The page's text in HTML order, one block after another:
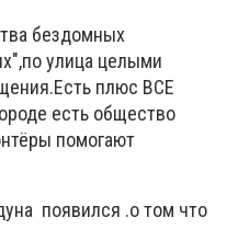
бездомных
улица целыми
плюс ВСЕ
есть общество
помогают
появился .о том что